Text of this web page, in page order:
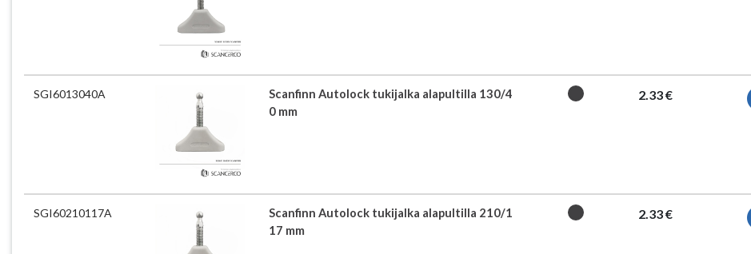
SGI6013040A
Scanfinn Autolock tukijalka alapultilla 130/4
0 mm
2.33 €
SGI60210117A
Scanfinn Autolock tukijalka alapultilla 210/1
17 mm
2.33 €